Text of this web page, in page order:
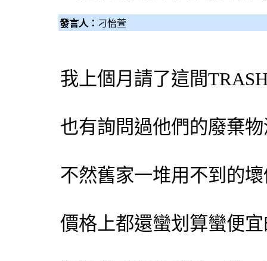
發言人： 刁怡萱
我上個月請了這間
也有詢問過他們的廢棄物
不然舊家一堆用不到的
價格上都還蠻划算蠻便